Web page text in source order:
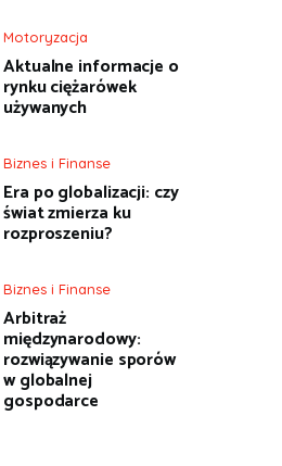
Motoryzacja
Aktualne informacje o
rynku ciężarówek
używanych
Biznes i Finanse
Era po globalizacji: czy
świat zmierza ku
rozproszeniu?
Biznes i Finanse
Arbitraż
międzynarodowy:
rozwiązywanie sporów
w globalnej
gospodarce